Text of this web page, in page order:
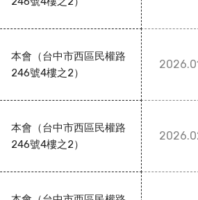
本會（台中市西區民權路
246號4樓之2）
本會（台中市西區民權路
246號4樓之2）